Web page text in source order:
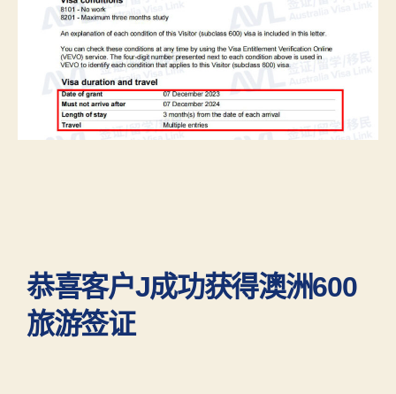
恭喜客户J成功获得澳洲600
旅游签证